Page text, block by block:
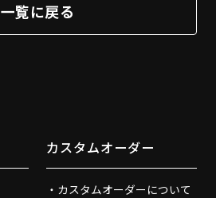
一覧に戻る
カスタムオーダー
カスタムオーダーについて